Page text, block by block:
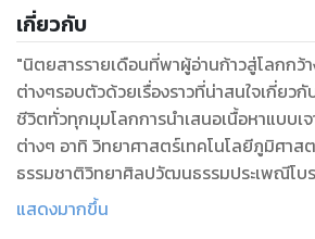
เกี่ยวกับ
"นิตยสารรายเดือนที่พาผู้อ่านก้าวสู่โลกกว้
ต่างๆรอบตัวด้วยเรื่องราวที่น่าสนใจเกี่ยว
ชีวิตทั่วทุกมุมโลกการนำเสนอเนื้อหาแบบเ
ต่างๆ อาทิ วิทยาศาสตร์เทคโนโลยีภูมิศาส
ธรรมชาติวิทยาศิลปวัฒนธรรมประเพณีโบ
อันทรงคุณค่าจึงเป็น นิตยสารคุณภาพที่ได้รั
แสดงมากขึ้น